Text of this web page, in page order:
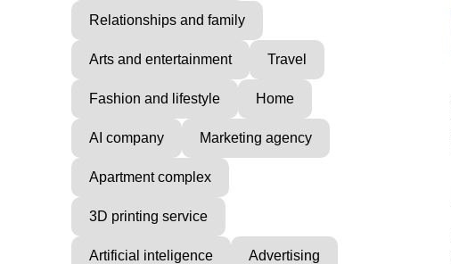
Relationships and family
Arts and entertainment Travel
Fashion and lifestyle Home
AI company Marketing agency
Apartment complex
3D printing service
Artificial inteligence Advertising